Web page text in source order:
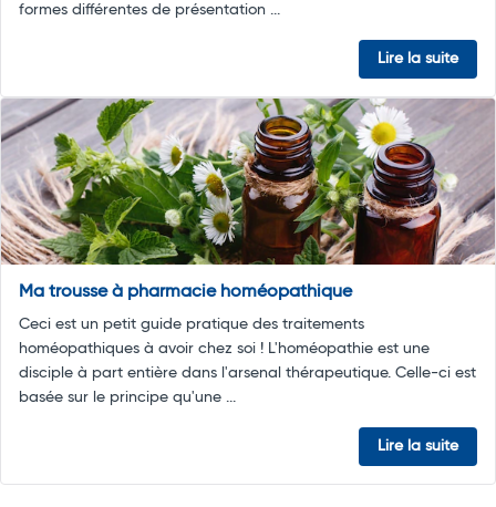
formes différentes de présentation ...
Lire la suite
Ma trousse à pharmacie homéopathique
Ceci est un petit guide pratique des traitements
homéopathiques à avoir chez soi ! L'homéopathie est une
disciple à part entière dans l'arsenal thérapeutique. Celle-ci est
basée sur le principe qu'une ...
Lire la suite